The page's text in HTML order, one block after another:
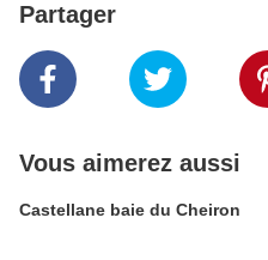
Partager
Vous aimerez aussi
Castellane baie du Cheiron